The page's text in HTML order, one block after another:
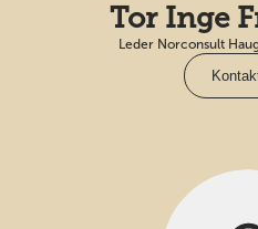
Tor Inge
Leder Norconsult